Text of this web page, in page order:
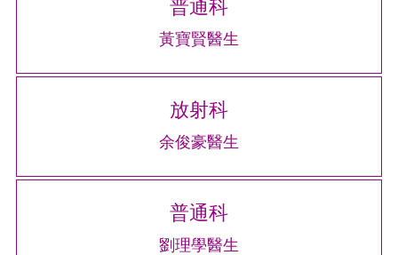
普通科
黃寶賢醫生
放射科
余俊豪醫生
普通科
劉理學醫生